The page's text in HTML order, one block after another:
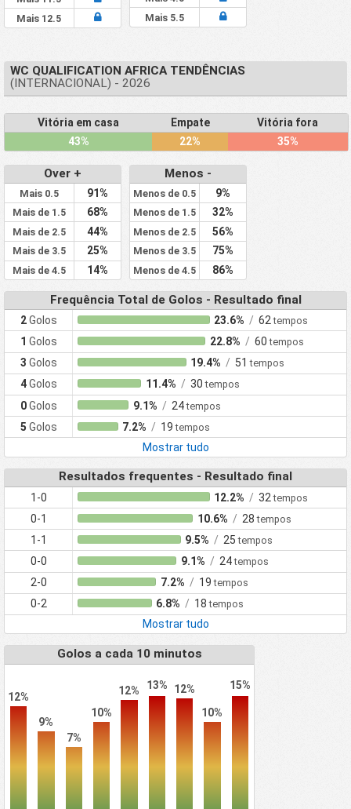
Mais 12.5
Mais 5.5
WC QUALIFICATION AFRICA TENDÊNCIAS
(INTERNACIONAL) - 2026
Vitória em casa Empate
Vitória fora
43%
22% 35%
Over +
Mais 0.5 91%
Mais de 1.5 68%
Mais de 2.5 44%
Mais de 3.5 25%
Mais de 4.5 14%
Menos -
Menos de 0.5 9%
Menos de 1.5 32%
Menos de 2.5 56%
Menos de 3.5 75%
Menos de 4.5 86%
Frequência Total de Golos - Resultado final
2Golos 23.6% / 62tempos
1 Golos 22.8% / 60tempos
3 Golos 19.4% / 51tempos
4Golos 11.4% / 30tempos
0Golos 9.1% / 24tempos
5 Golos 7.2% / 19tempos
Mostrar tudo
Resultados frequentes - Resultado final
1-0 12.2% / 32tempos
0-1 10.6% / 28tempos
1-1 9.5% / 25tempos
0-0 9.1% / 24tempos
2-0 7.2% / 19tempos
0-2 6.8% / 18tempos
Mostrar tudo
Golos a cada 10 minutos
12%
9%
7%
10%
12% 13%
12%
10%
15%